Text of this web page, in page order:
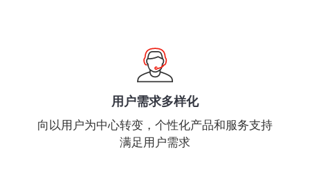
用户需求多样化
向以用户为中心转变，个性化产品和服务支持
满足用户需求